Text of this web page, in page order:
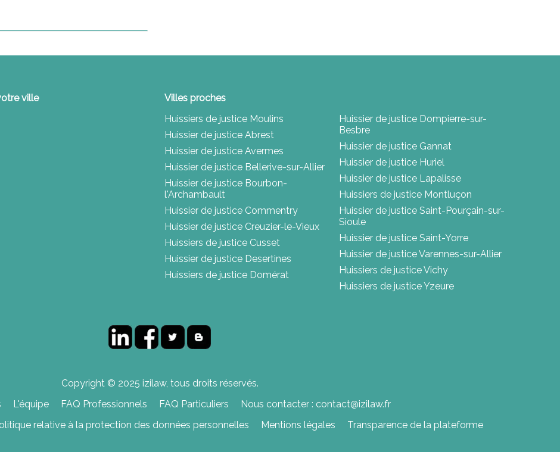
ville
Villes proches
Huissiers de justice Moulins
Huissier de justice Abrest
Huissier de justice Avermes
Huissier de justice Bellerive-sur-Allier
Huissier de justice Bourbon-
l'Archambault
Huissier de justice Commentry
Huissier de justice Creuzier-le-Vieux
Huissiers de justice Cusset
Huissier de justice Desertines
Huissiers de justice Domérat
Huissier de justice Dompierre-sur-
Besbre
Huissier de justice Gannat
Huissier de justice Huriel
Huissier de justice Lapalisse
Huissiers de justice Montluçon
Huissier de justice Saint-Pourçain-sur-
Sioule
Huissier de justice Saint-Yorre
Huissier de justice Varennes-sur-Allier
Huissiers de justice Vichy
Huissiers de justice Yzeure
Copyright © 2025 izilaw, tous droits réservés.
L'équipe FAQ Professionnels FAQ Particuliers
Nous contacter : contact@izilaw.fr
relative à la protection des données personnelles Mentions légales Transparence de la plateforme